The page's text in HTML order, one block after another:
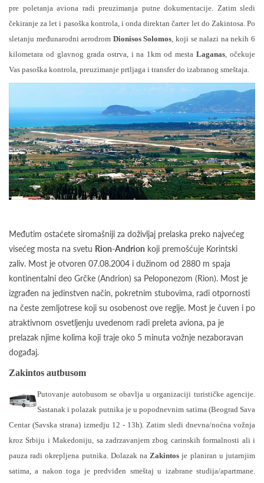
pre poletanja aviona radi preuzimanja putne dokumentacije. Zatim sledi
čekiranje za let i pasoška kontrola, i onda direktan čarter let do Zakintosa. Po
sletanju međunarodni aerodrom Dionisos Solomos, koji se nalazi na nekih 6
kilometara od glavnog grada ostrva, i na 1km od mestaLaganas, očekuje
Vas pasoška kontrola, preuzimanje prtljaga i transfer do izabranog smeštaja.
Međutim ostaćete siromašniji za doživljaj prelaska preko najvećeg
visećeg mosta na svetu Rion-Andrion koji premošćuje Korintski
zaliv. Most je otvoren 07.08.2004 i dužinom od 2880 m spaja
kontinentalni deo Grčke (Andrion) sa Peloponezom (Rion). Most je
izgrađen na jedinstven način, pokretnim stubovima, radi otpornosti
na česte zemljotrese koji su osobenost ove regije. Most je čuven i po
atraktivnom osvetljenju uvedenom radi preleta aviona, pa je
prelazak njime kolima koji traje oko 5 minuta vožnje nezaboravan
događaj.
Zakintos autbusom
Putovanje autobusom se obavlja u organizaciji turističke agencije.
Sastanak i polazak putnika je u popodnevnim satima (Beograd Sava
Centar (Savska strana) izmedju 12 - 13h). Zatim sledi dnevna/noćna vožnja
kroz Srbiju i Makedoniju, sa zadrzavanjem zbog carinskih formalnosti ali i
pauza radi okrepljena putnika. Dolazak naZakintos je planiran u jutarnjim
satima, a nakon toga je predviđen smeštaj u izabrane studija/apartmane.